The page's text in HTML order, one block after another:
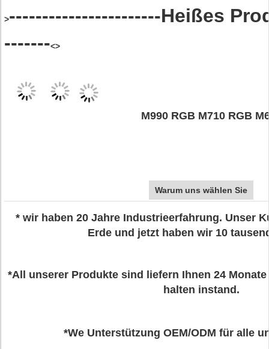
>-----------------------Heißes
-------<>
M990 RGB M710 RGB
Warum uns wählen Sie
* wir haben 20 Jahre Industrieerfahrung. Unser
Erde und jetzt haben wir 10
*All unserer Produkte sind liefern Ihnen 24
halten instand.
*We Unterstützung OEM/ODM für alle